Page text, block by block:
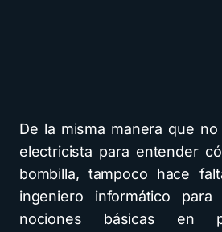
De la misma manera que
electricista para entender
bombilla, tampoco hace
ingeniero informático para
nociones básicas en